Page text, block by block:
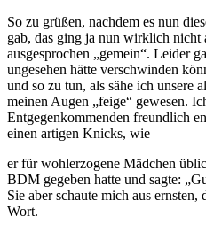
So zu grüßen, nachdem es nun
gab, das ging ja nun wirklich nicht
ausgesprochen
gemein . Leider
ungesehen hätte verschwinden
und so zu tun, als sähe ich unsere
meinen Augen
feige
gewesen.
Entgegenkommenden freundlich
einen artigen Knicks, wie
er für wohlerzogene Mädchen
BDM gegeben hatte und sagte:
Sie aber schaute mich aus
Wort.